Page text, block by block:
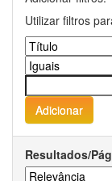
Utilizar filtros
Resultados/